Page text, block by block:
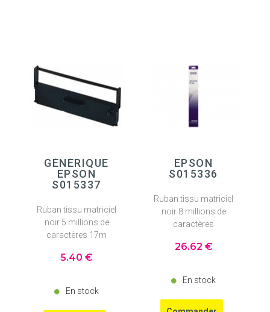
GÉNÉRIQUE
EPSON
S015337
Ruban tissu matriciel
noir 5 millions de
caractères 17m
5.40 €
En stock
EPSON
S015336
Ruban tissu matriciel
noir 8 millions de
caractères
26.62 €
En stock